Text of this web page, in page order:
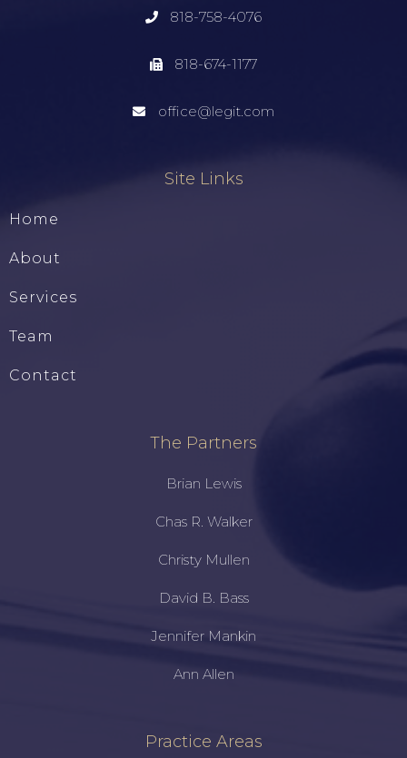
818-758-4076
818-674-1177
office@legit.com
Site Links
Home
About
Services
Team
Contact
The Partners
Brian Lewis
Chas R. Walker
Christy Mullen
David B. Bass
Jennifer Mankin
Ann Allen
Practice Areas